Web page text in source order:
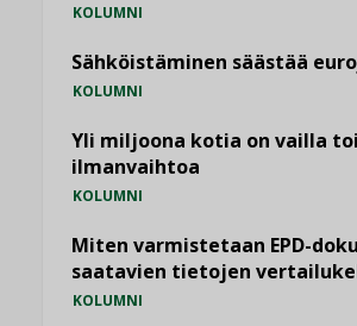
KOLUMNI
Sähköistäminen säästää
KOLUMNI
Yli miljoona kotia on vailla
ilmanvaihtoa
KOLUMNI
Miten varmistetaan EPD-
saatavien tietojen
KOLUMNI